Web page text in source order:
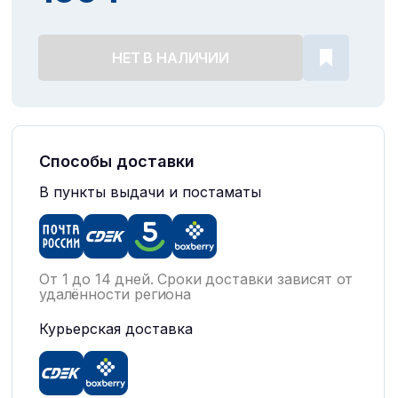
НЕТ В НАЛИЧИИ
Способы доставки
В пункты выдачи и постаматы
От 1 до 14 дней. Сроки доставки зависят от
удалённости региона
Курьерская доставка